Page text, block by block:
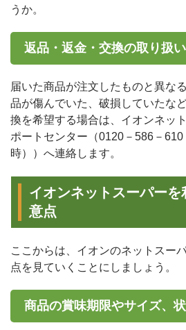
うか。
返品・返金・交換の取り扱い
届いた商品が注文したものと異な
品が傷んでいた、破損していたな
換を希望する場合は、イオンネッ
ポートセンター（0120－586－
時））へ連絡します。
イオンネットスーパー
意点
ここからは、イオンのネットスー
点を見ていくことにしましょう。
商品の賞味期限やサイズ、